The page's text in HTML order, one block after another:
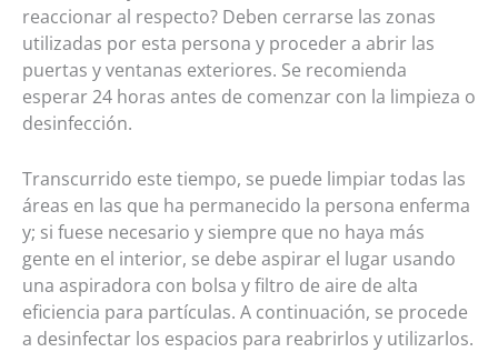
reaccionar al respecto? Deben cerrarse las zonas
utilizadas por esta persona y proceder a abrir las
puertas y ventanas exteriores. Se recomienda
esperar 24 horas antes de comenzar con la limpieza o
desinfección.
Transcurrido este tiempo, se puede limpiar todas las
áreas en las que ha permanecido la persona enferma
y; si fuese necesario y siempre que no haya más
gente en el interior, se debe aspirar el lugar usando
una aspiradora con bolsa y filtro de aire de alta
eficiencia para partículas. A continuación, se procede
a desinfectar los espacios para reabrirlos y utilizarlos.